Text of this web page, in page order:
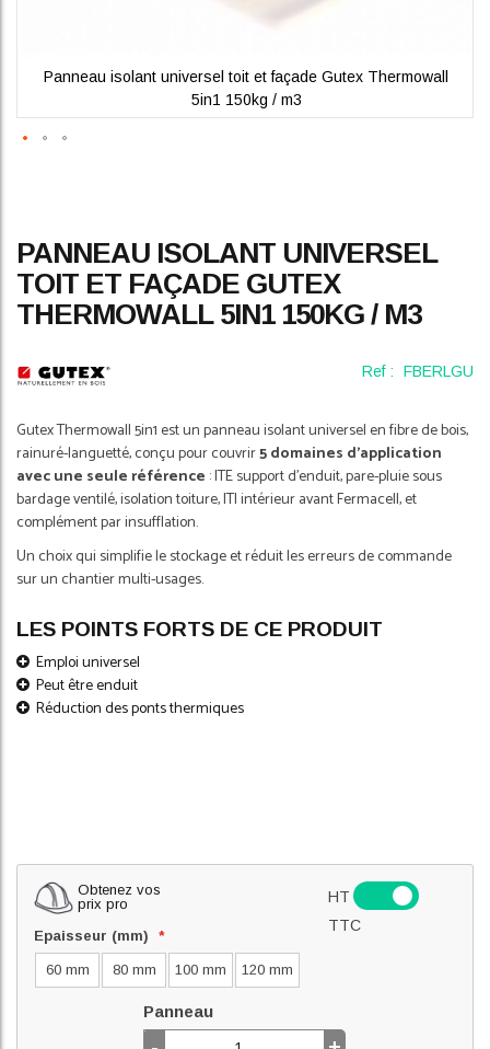
PANNEAU ISOLANT UNIVERSEL
TOIT ET FAÇADE GUTEX
THERMOWALL 5IN1 150KG / M3
Ref : FBERLGU
Gutex Thermowall 5in1 est un panneau isolant universel en fibre de bois,
rainuré-languetté, conçu pour couvrir5 domaines d'application
avec une seule référence : ITE support d'enduit, pare-pluie sous
bardage ventilé, isolation toiture, ITI intérieur avant Fermacell, et
complément par insufflation.
Un choix qui simplifie le stockage et réduit les erreurs de commande
sur un chantier multi-usages.
LES POINTS FORTS DE CE PRODUIT
Emploi universel
Peut être enduit
Réduction des ponts thermiques
Panneau isolant universel toit et façade Gutex Thermowall
5in1 150kg / m3
to
the
beginning
gallery
Obtenez vos
prix pro
HT
TTC
Epaisseur (mm)
60 mm 80 mm 100 mm 120 mm
Panneau